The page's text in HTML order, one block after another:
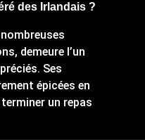
des Irlandais ?
demeure l’un
Ses
épicées en
un repas